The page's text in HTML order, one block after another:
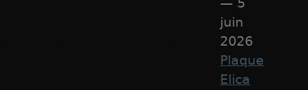
juin
2026
Plaque
Elica